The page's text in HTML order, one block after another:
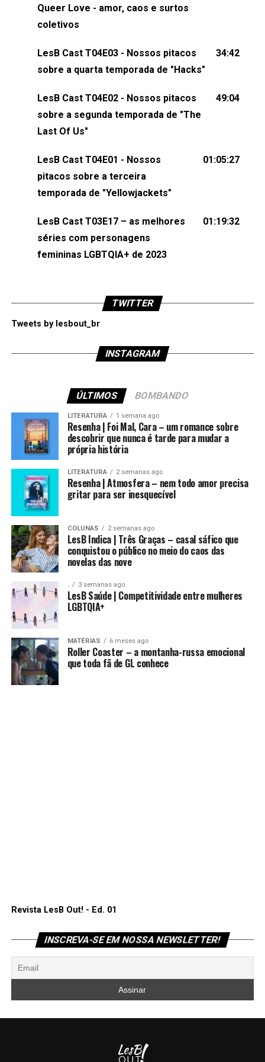
claro, tudo o que esse reality nos fez pensar (e rir)
sobre amor sáfico!Você também pode participar
comentários, perguntas ou qualquer outra coisa,
nos envie uma mensagem pelas redes sociais ou
esqueça de visitar nosso site e também redes
sociais:Twitter: ⁠⁠⁠⁠@lesbout_br⁠⁠⁠⁠ Instagram: ⁠⁠⁠⁠@lesbout_br⁠⁠⁠⁠
(⁠⁠⁠⁠⁠⁠@KarolenPassos⁠⁠⁠⁠⁠⁠)Participação de Bruna Fentanes
(⁠⁠⁠⁠@brunarfentanes⁠⁠⁠⁠) e Pollyelly FlorêncioEdição de
Naiady Machado
Queer Love - amor, caos e surtos
coletivos
LesB Cast T04E03 - Nossos pitacos
sobre a quarta temporada de "Hacks"
34:42
LesB Cast T04E02 - Nossos pitacos
sobre a segunda temporada de "The
Last Of Us"
49:04
LesB Cast T04E01 - Nossos
pitacos sobre a terceira
temporada de "Yellowjackets"
01:05:27
LesB Cast T03E17 – as melhores
séries com personagens
femininas LGBTQIA+ de 2023
01:19:32
TWITTER
Tweets by lesbout_br
INSTAGRAM
ÚLTIMOS BOMBANDO
LITERATURA 1 semana ago
Resenha | Foi Mal, Cara – um romance sobre
descobrir que nunca é tarde para mudar a
própria história
LITERATURA 2 semanas ago
Resenha | Atmosfera – nem todo amor precisa
gritar para ser inesquecível
COLUNAS 2 semanas ago
LesB Indica | Três Graças – casal sáfico que
conquistou o público no meio do caos das
novelas das nove
. 3 semanas ago
LesB Saúde | Competitividade entre mulheres
LGBTQIA+
MATÉRIAS 6 meses ago
Roller Coaster – a montanha-russa emocional
que toda fã de GL conhece
Revista LesB Out! - Ed. 01
INSCREVA-SE EM NOSSA NEWSLETTER!